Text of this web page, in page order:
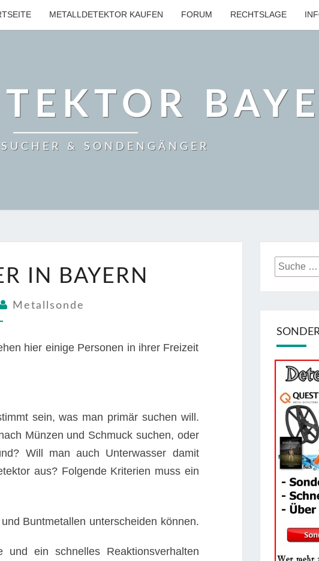
METALLDETEKTOR KAUFEN FORUM RECHTSLAGE
& SONDENGÄNGER
IN BAYERN
Metallsonde
hier einige Personen in ihrer Freizeit
sein, was man primär suchen will.
Münzen und Schmuck suchen, oder
Will man auch Unterwasser damit
aus? Folgende Kriterien muss ein
Buntmetallen unterscheiden können.
ein schnelles Reaktionsverhalten
Suche
nach: